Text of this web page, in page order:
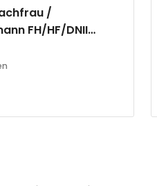
/
FH/HF/DNII
(30-